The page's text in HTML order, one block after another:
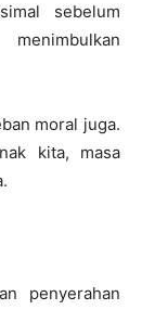
sebelum
moral juga.
kita, masa
penyerahan